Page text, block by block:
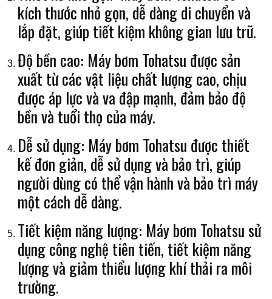
kích thước nhỏ gọn, dễ dàng di chuyển và
lắp đặt, giúp tiết kiệm không gian lưu trữ.
Độ bền cao: Máy bơm Tohatsu được sản
xuất từ các vật liệu chất lượng cao, chịu
được áp lực và va đập mạnh, đảm bảo độ
bền và tuổi thọ của máy.
Dễ sử dụng: Máy bơm Tohatsu được thiết
kế đơn giản, dễ sử dụng và bảo trì, giúp
người dùng có thể vận hành và bảo trì máy
một cách dễ dàng.
Tiết kiệm năng lượng: Máy bơm Tohatsu sử
dụng công nghệ tiên tiến, tiết kiệm năng
lượng và giảm thiểu lượng khí thải ra môi
trường.